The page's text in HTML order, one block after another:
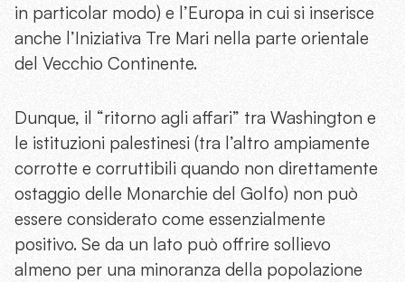
in particolar modo) e l’Europa in cui si inserisce
anche l’Iniziativa Tre Mari nella parte orientale
del Vecchio Continente.
Dunque, il “ritorno agli affari” tra Washington e
le istituzioni palestinesi (tra l’altro ampiamente
corrotte e corruttibili quando non direttamente
ostaggio delle Monarchie del Golfo) non può
essere considerato come essenzialmente
positivo. Se da un lato può offrire sollievo
almeno per una minoranza della popolazione